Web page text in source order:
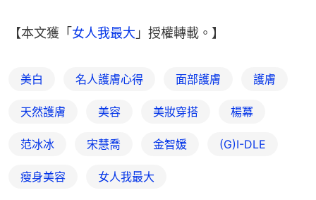
【本文獲「女人我最大 」授權轉載。】
美白 名人護膚心得 面部護膚 護膚
天然護膚 美容 美妝穿搭 楊冪
范冰冰 宋慧喬 金智媛 (G)I-DLE
瘦身美容 女人我最大